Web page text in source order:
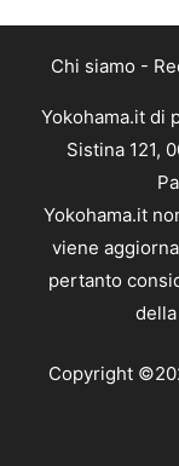
Chi siamo -
Yokohama.it di
Sistina 121,
Yokohama.it
viene
pertanto
Copyright